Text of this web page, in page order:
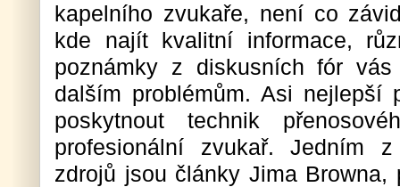
kapelního zvukaře, není co
kde najít kvalitní informace,
poznámky z diskusních fór
dalším problémům. Asi nejlepší
poskytnout technik
profesionální zvukař. Jedním
zdrojů jsou články Jima Browna,